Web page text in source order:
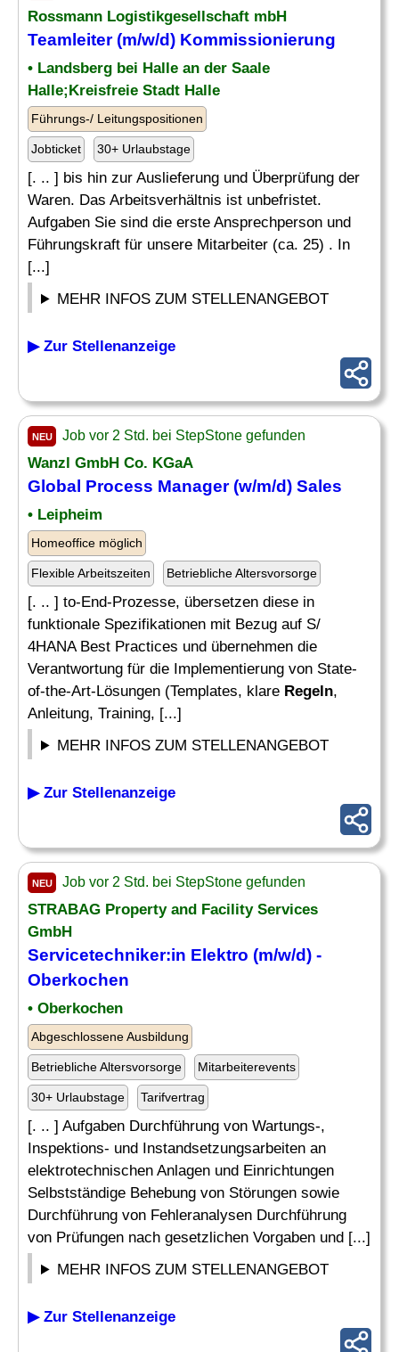
Rossmann Logistikgesellschaft mbH
Teamleiter (m/w/d) Kommissionierung
• Landsberg bei Halle an der Saale
Halle;Kreisfreie Stadt Halle
Führungs-/ Leitungspositionen
Jobticket 30+ Urlaubstage
[. .. ] bis hin zur Auslieferung und Überprüfung der
Waren. Das Arbeitsverhältnis ist unbefristet.
Aufgaben Sie sind die erste Ansprechperson und
Führungskraft für unsere Mitarbeiter (ca. 25) . In
[...]
MEHR INFOS ZUM STELLENANGEBOT
▶ Zur Stellenanzeige
NEU Job vor 2 Std. bei StepStone gefunden
Wanzl GmbH Co. KGaA
Global Process Manager (w/m/d) Sales
• Leipheim
Homeoffice möglich
Flexible Arbeitszeiten Betriebliche Altersvorsorge
[. .. ] to-End-Prozesse, übersetzen diese in
funktionale Spezifikationen mit Bezug auf S/
4HANA Best Practices und übernehmen die
Verantwortung für die Implementierung von State-
of-the-Art-Lösungen (Templates, klare Regeln,
Anleitung, Training, [...]
MEHR INFOS ZUM STELLENANGEBOT
▶ Zur Stellenanzeige
NEU Job vor 2 Std. bei StepStone gefunden
STRABAG Property and Facility Services
GmbH
Servicetechniker:in Elektro (m/w/d) -
Oberkochen
• Oberkochen
Abgeschlossene Ausbildung
Betriebliche Altersvorsorge Mitarbeiterevents
30+ Urlaubstage Tarifvertrag
[. .. ] Aufgaben Durchführung von Wartungs-,
Inspektions- und Instandsetzungsarbeiten an
elektrotechnischen Anlagen und Einrichtungen
Selbstständige Behebung von Störungen sowie
Durchführung von Fehleranalysen Durchführung
von Prüfungen nach gesetzlichen Vorgaben und [...]
MEHR INFOS ZUM STELLENANGEBOT
▶ Zur Stellenanzeige